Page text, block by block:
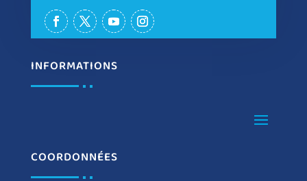
INFORMATIONS
COORDONNÉES